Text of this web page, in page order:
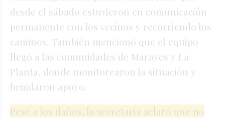
desde el sábado estuvieron en comunicación
permanente con los vecinos y recorriendo los
caminos. También mencionó que el equipo
llegó a las comunidades de Marayes y La
Planta, donde monitorearon la situación y
brindaron apoyo.
Pese a los daños, la secretaria aclaró que no